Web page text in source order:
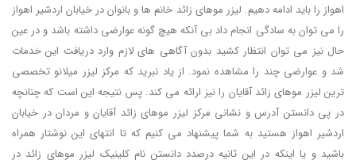
اهواز را باید ادامه دهیم. لیزر موهای زائد خانم ها و بانوان در خیابان اردشیر اهواز
را می توان به سادگی انجام داد بی آنکه هیچ گونه عوارضی داشته باشد و در عین
حال نیز می توان انتظار کشید بدون آگاهی های لازم وارد دریافت این خدمات
شد و عوارضی چند را مشاهده نمود. از یاد نبرید که مرکز لیزر میلانو تخصصی
ترین لیزر موهای زائد آقایان را نیز ارائه می کند. پس نتیجه این است که چنانچه
در پی دانستن آدرس و نشانی مرکز لیزر موهای زائد آقایان و مردان در خیابان
اردشیر اهواز هستید به شما پیشنهاد می کنیم که تا انتهای این نوشتار همراه
باشید و یا اینکه در این ثانیه درصدد دانستن نام کلینیک لیزر موهای زائد در